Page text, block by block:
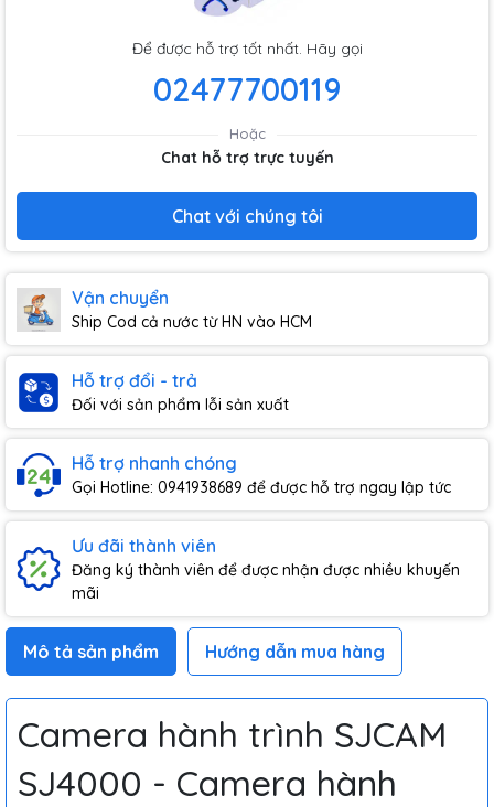
Để được hỗ trợ tốt nhất. Hãy gọi
02477700119
Hoặc
Chat hỗ trợ trực tuyến
Chat với chúng tôi
Vận chuyển
Ship Cod cả nước từ HN vào HCM
Hỗ trợ đổi - trả
Đối với sản phẩm lỗi sản xuất
Hỗ trợ nhanh chóng
Gọi Hotline: 0941938689 để được hỗ trợ ngay lập tức
Ưu đãi thành viên
Đăng ký thành viên để được nhận được nhiều khuyến
mãi
Mô tả sản phẩm Hướng dẫn mua hàng
Camera hành trình SJCAM
SJ4000 - Camera hành